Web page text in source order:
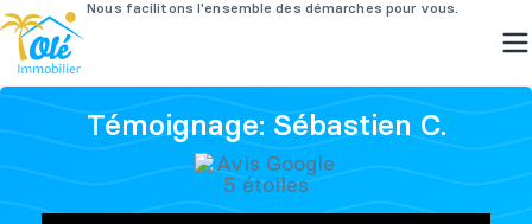
Passer
au
contenu
Témoignage: Sébastien C.